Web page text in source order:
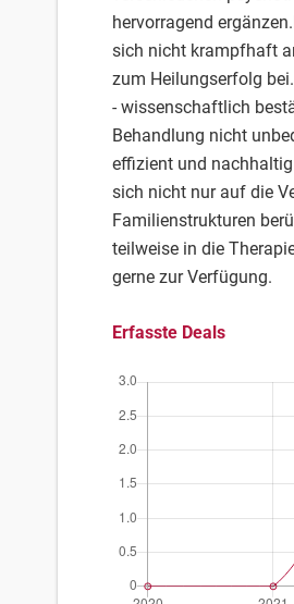
hervorragend
sich nicht krampfhaft
zum Heilungserfolg
- wissenschaftlich
Behandlung nicht
effizient und
sich nicht nur auf die
Familienstrukturen
teilweise in die
gerne zur Verfügung.
Erfasste Deals